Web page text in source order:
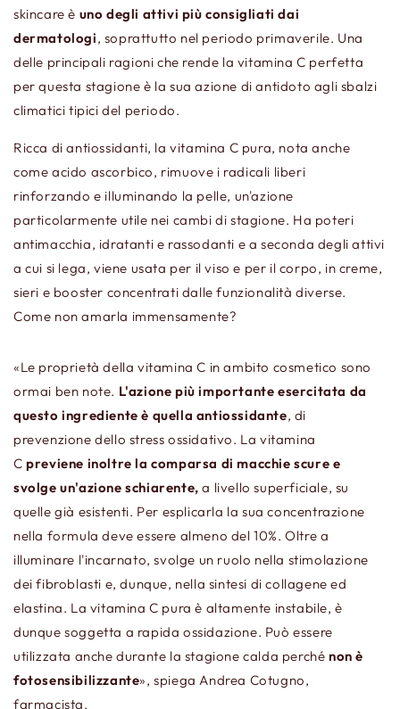
skincare è uno degli attivi più consigliati dai
dermatologi, soprattutto nel periodo primaverile. Una
delle principali ragioni che rende la vitamina C perfetta
per questa stagione è la sua azione di antidoto agli sbalzi
climatici tipici del periodo.
Ricca di antiossidanti, la vitamina C pura, nota anche
come acido ascorbico, rimuove i radicali liberi
rinforzando e illuminando la pelle, un'azione
particolarmente utile nei cambi di stagione. Ha poteri
antimacchia, idratanti e rassodanti e a seconda degli attivi
a cui si lega, viene usata per il viso e per il corpo, in creme,
sieri e booster concentrati dalle funzionalità diverse.
Come non amarla immensamente?
«Le proprietà della vitamina C in ambito cosmetico sono
ormai ben note. L'azione più importante esercitata da
questo ingrediente è quella antiossidante, di
prevenzione dello stress ossidativo. La vitamina
Cpreviene inoltre la comparsa di macchie scure e
svolge un'azione schiarente, a livello superficiale, su
quelle già esistenti. Per esplicarla la sua concentrazione
nella formula deve essere almeno del 10%. Oltre a
illuminare l'incarnato, svolge un ruolo nella stimolazione
dei fibroblasti e, dunque, nella sintesi di collagene ed
elastina. La vitamina C pura è altamente instabile, è
dunque soggetta a rapida ossidazione. Può essere
utilizzata anche durante la stagione calda perché non è
fotosensibilizzante», spiega Andrea Cotugno,
farmacista.